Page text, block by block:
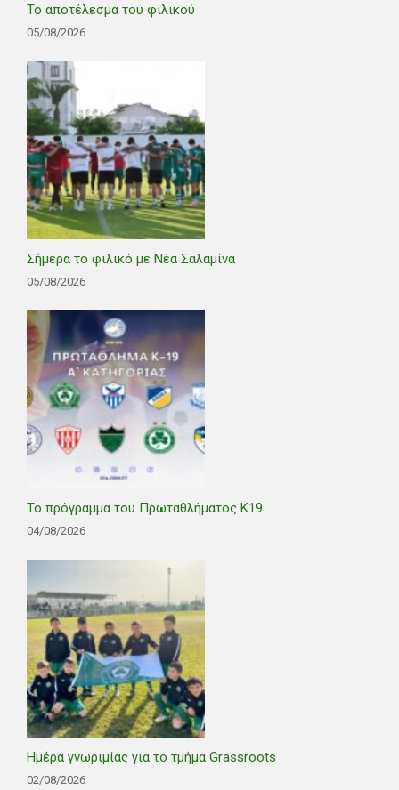
Το αποτέλεσμα του φιλικού
05/08/2026
Σήμερα το φιλικό με Νέα Σαλαμίνα
05/08/2026
Το πρόγραμμα του Πρωταθλήματος Κ19
04/08/2026
Ημέρα γνωριμίας για το τμήμα Grassroots
02/08/2026